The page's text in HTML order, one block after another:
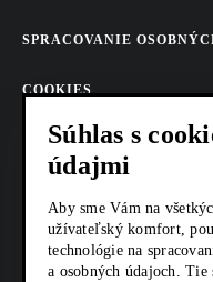
SPRACOVANIE
COOKIES
AKTUALITY
Súhlas s
údajmi
Aby sme Vám na
užívateľský komfort,
technológie na
a osobných údajoch. Tie